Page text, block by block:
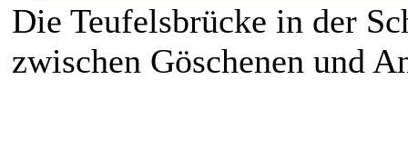
Die Teufelsbrücke in der
zwischen Göschenen und